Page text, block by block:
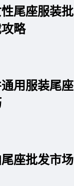
尾座服装批
略
用服装尾座
座批发市场